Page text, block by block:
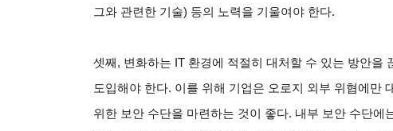
그와 관련한 기술) 등의 노력을 기울여야 한다.
셋째, 변화하는 IT 환경에 적절히 대처할 수 있는 방안을
도입해야 한다. 이를 위해 기업은 오로지 외부 위협에만
위한 보안 수단을 마련하는 것이 좋다. 내부 보안 수단에